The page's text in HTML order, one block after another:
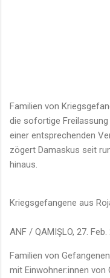
Familien von
die sofortige
einer entsprechenden
zögert Damaskus seit
hinaus.
Kriegsgefangene aus
ANF / QAMIŞLO, 27. Feb.
Familien von
mit Einwohner:innen